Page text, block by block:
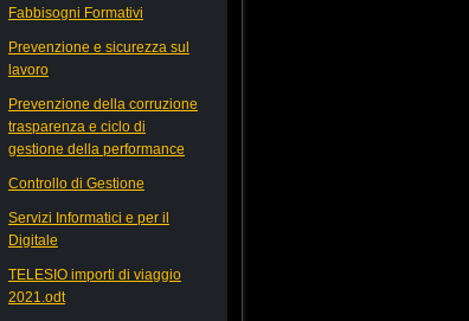
Fabbisogni Formativi
Prevenzione e sicurezza sul
lavoro
Prevenzione della corruzione
trasparenza e ciclo di
gestione della performance
Controllo di Gestione
Servizi Informatici e per il
Digitale
TELESIO importi di viaggio
2021.odt